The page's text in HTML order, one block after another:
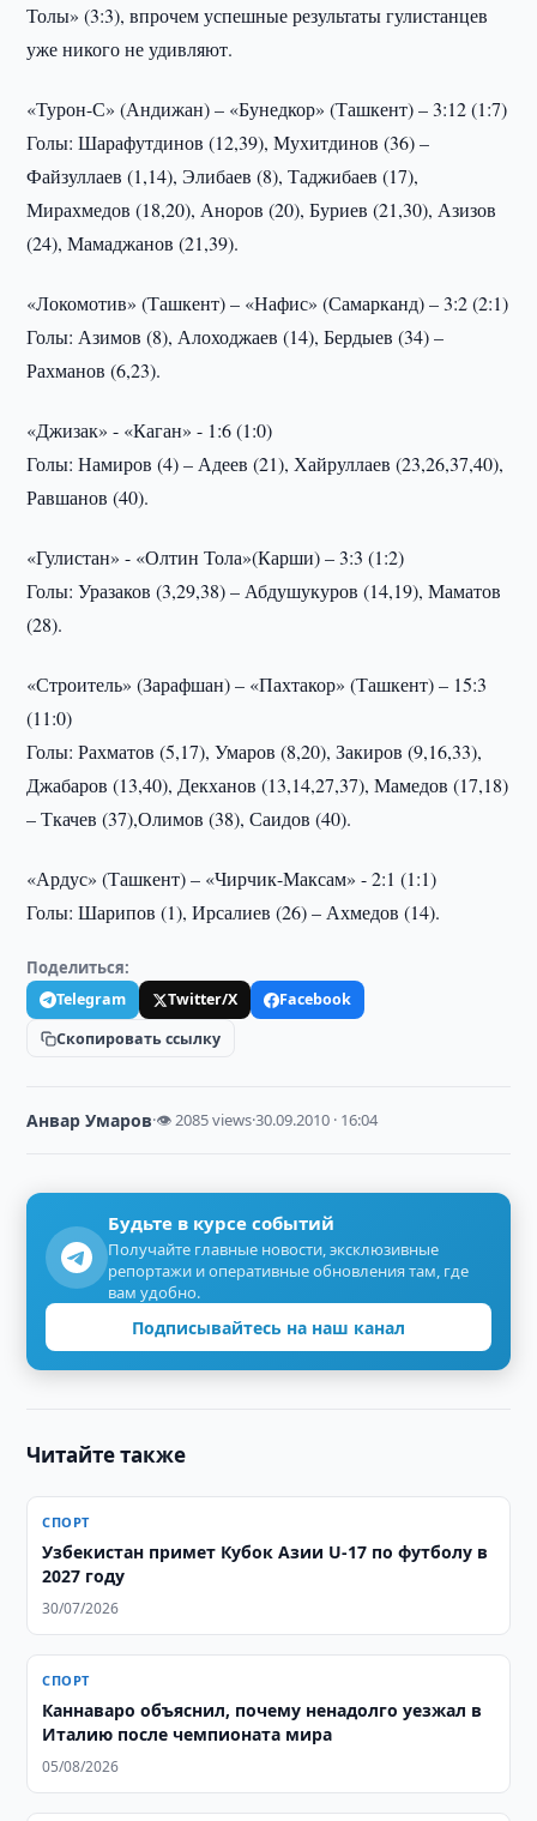
Толы» (3:3), впрочем успешные результаты гулистанцев
уже никого не удивляют.
«Турон-С» (Андижан) – «Бунедкор» (Ташкент) – 3:12 (1:7)
Голы: Шарафутдинов (12,39), Мухитдинов (36) –
Файзуллаев (1,14), Элибаев (8), Таджибаев (17),
Мирахмедов (18,20), Аноров (20), Буриев (21,30), Азизов
(24), Мамаджанов (21,39).
«Локомотив» (Ташкент) – «Нафис» (Самарканд) – 3:2 (2:1)
Голы: Азимов (8), Алоходжаев (14), Бердыев (34) –
Рахманов (6,23).
«Джизак» - «Каган» - 1:6 (1:0)
Голы: Намиров (4) – Адеев (21), Хайруллаев (23,26,37,40),
Равшанов (40).
«Гулистан» - «Олтин Тола»(Карши) – 3:3 (1:2)
Голы: Уразаков (3,29,38) – Абдушукуров (14,19), Маматов
(28).
«Строитель» (Зарафшан) – «Пахтакор» (Ташкент) – 15:3
(11:0)
Голы: Рахматов (5,17), Умаров (8,20), Закиров (9,16,33),
Джабаров (13,40), Декханов (13,14,27,37), Мамедов (17,18)
– Ткачев (37),Олимов (38), Саидов (40).
«Ардус» (Ташкент) – «Чирчик-Максам» - 2:1 (1:1)
Голы: Шарипов (1), Ирсалиев (26) – Ахмедов (14).
Поделиться:
Telegram Twitter/X
Facebook
Скопировать ссылку
Анвар Умаров·👁 2085 views·30.09.2010 · 16:04
Будьте в курсе событий
Получайте главные новости, эксклюзивные
репортажи и оперативные обновления там, где
вам удобно.
Подписывайтесь на наш канал
Читайте также
СПОРТ
Узбекистан примет Кубок Азии U-17 по футболу в
2027 году
30/07/2026
СПОРТ
Каннаваро объяснил, почему ненадолго уезжал в
Италию после чемпионата мира
05/08/2026